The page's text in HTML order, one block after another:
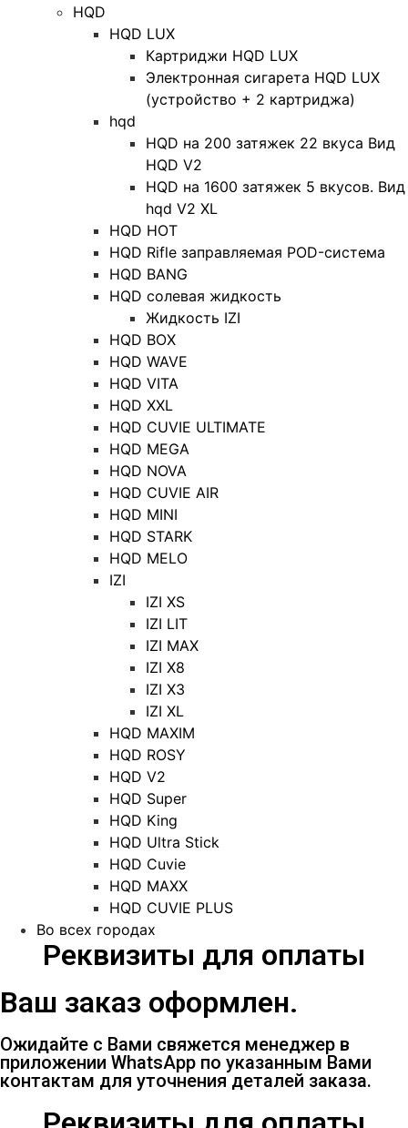
HQD
HQD LUX
Картриджи HQD LUX
Электронная сигарета HQD LUX
(устройство + 2 картриджа)
hqd
HQD на 200 затяжек 22 вкуса Вид
HQD V2
HQD на 1600 затяжек 5 вкусов. Вид
hqd V2 XL
HQD HOT
HQD Rifle заправляемая POD-система
HQD BANG
HQD солевая жидкость
Жидкость IZI
HQD BOX
HQD WAVE
HQD VITA
HQD XXL
HQD CUVIE ULTIMATE
HQD MEGA
HQD NOVA
HQD CUVIE AIR
HQD MINI
HQD STARK
HQD MELO
IZI
IZI XS
IZI LIT
IZI MAX
IZI X8
IZI X3
IZI XL
HQD MAXIM
HQD ROSY
HQD V2
HQD Super
HQD King
HQD Ultra Stick
HQD Cuvie
HQD MAXX
HQD CUVIE PLUS
Во всех городах
Реквизиты для оплаты
Ваш заказ оформлен.
Ожидайте с Вами свяжется менеджер в
приложении WhatsApp по указанным Вами
контактам для уточнения деталей заказа.